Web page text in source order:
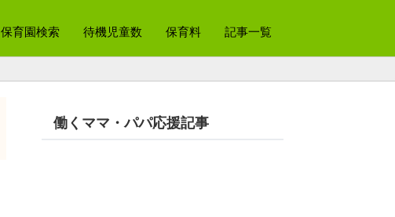
保育園検索 待機児童数 保育料 記事一覧
働くママ・パパ応援記事